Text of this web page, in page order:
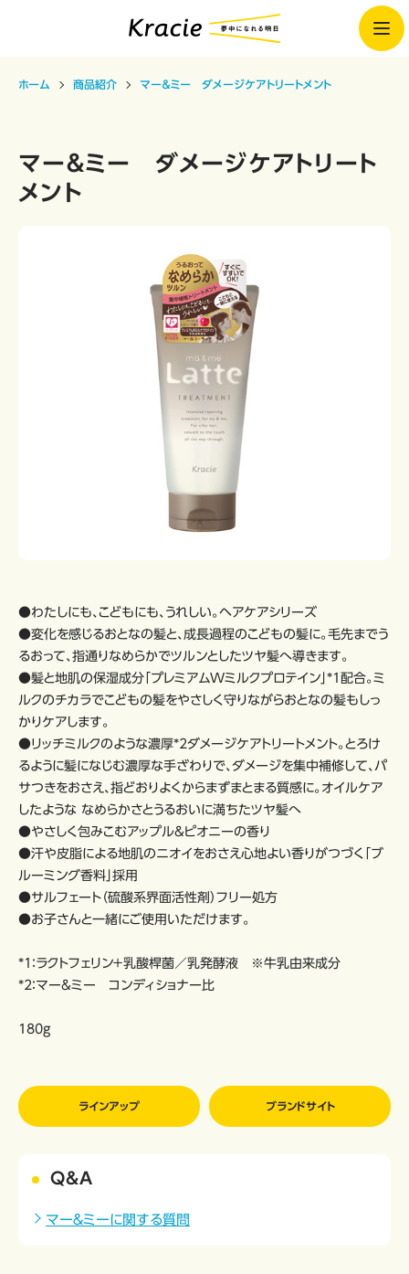
ホーム 商品紹介 マー＆ミー ダメージケアトリートメント
ラインアップ ブランドサイト
マー＆ミー ダメージケアトリート
メント
●わたしにも、こどもにも、うれしい。ヘアケアシリーズ
●変化を感じるおとなの髪と、成長過程のこどもの髪に。毛先までう
るおって、指通りなめらかでツルンとしたツヤ髪へ導きます。
●髪と地肌の保湿成分「プレミアムWミルクプロテイン」*1配合。ミ
ルクのチカラでこどもの髪をやさしく守りながらおとなの髪もしっ
かりケアします。
●リッチミルクのような濃厚*2ダメージケアトリートメント。とろけ
るように髪になじむ濃厚な手ざわりで、ダメージを集中補修して、パ
サつきをおさえ、指どおりよくからまずまとまる質感に。オイルケア
したような なめらかさとうるおいに満ちたツヤ髪へ
●やさしく包みこむアップル&ピオニーの香り
●汗や皮脂による地肌のニオイをおさえ心地よい香りがつづく「ブ
ルーミング香料」採用
●サルフェート（硫酸系界面活性剤）フリー処方
●お子さんと一緒にご使用いただけます。
*1：ラクトフェリン＋乳酸桿菌／乳発酵液 ※牛乳由来成分
*2：マー&ミー コンディショナー比
180g
Q&A
マー＆ミーに関する質問